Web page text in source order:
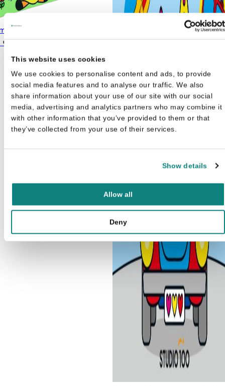
This website uses cookies
We use cookies to personalise content and ads, to provide
social media features and to analyse our traffic. We also
share information about your use of our site with our social
media, advertising and analytics partners who may combine it
with other information that you’ve provided to them or that
they’ve collected from your use of their services.
Show details
Allow all
Deny
: kartonboek - schrijf en
€12,99